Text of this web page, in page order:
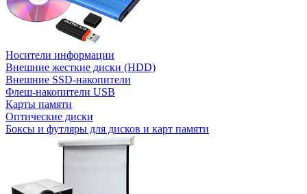
Носители информации
Внешние жесткие диски (HDD)
Внешние SSD-накопители
Флеш-накопители USB
Карты памяти
Оптические диски
Боксы и футляры для дисков и карт памяти